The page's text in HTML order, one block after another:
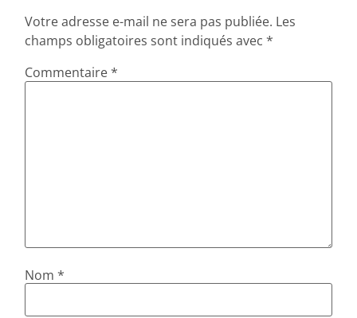
Votre adresse e-mail ne sera pas publiée. Les
champs obligatoires sont indiqués avec*
Commentaire*
Nom*